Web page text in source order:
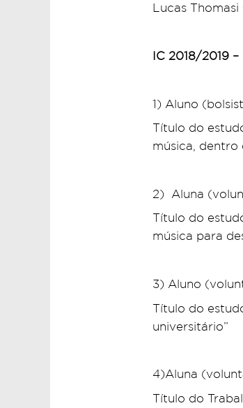
Lucas Thomasi
IC 2018/2019 –
1) Aluno
Título do
música,
2) Aluna
Título do
música para
3) Aluno
Título do
universitário”
4)Aluna
Título do